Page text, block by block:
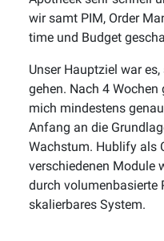
wir samt PIM, Order
time und Budget
Unser Hauptziel war
gehen. Nach 4
mich mindestens
Anfang an die
Wachstum. Hublify als
verschiedenen Module
durch volumenbasierte
skalierbares System.